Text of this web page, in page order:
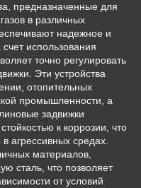
предназначенные для
в различных
надежное и
использования
точно регулировать
Эти устройства
отопительных
промышленности, а
задвижки
к коррозии, что
агрессивных средах.
материалов,
сталь, что позволяет
от условий